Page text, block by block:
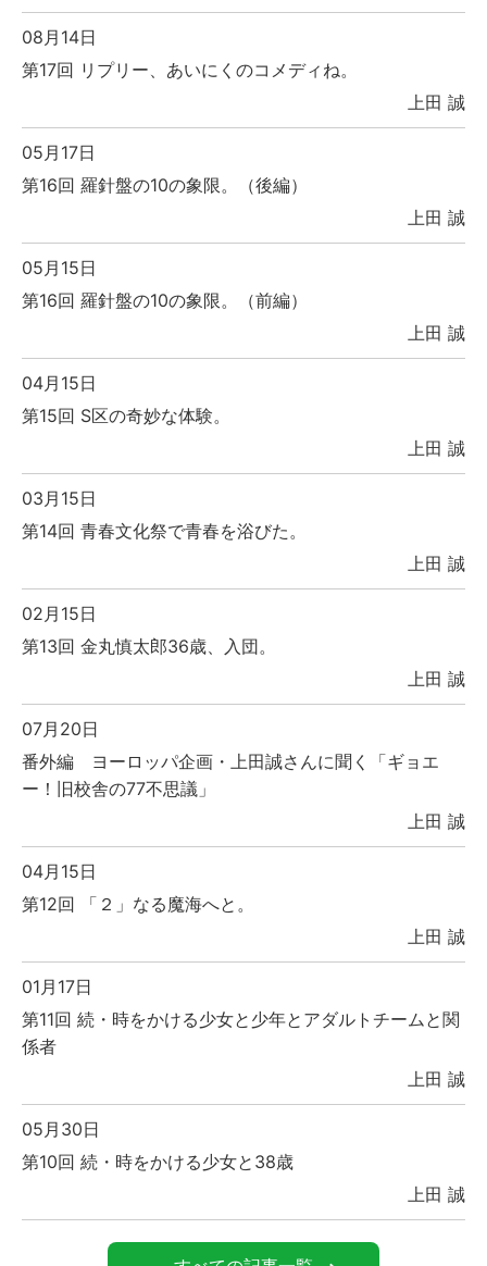
08月14日
第17回 リプリー、あいにくのコメディね。
上田 誠
05月17日
第16回 羅針盤の10の象限。（後編）
上田 誠
05月15日
第16回 羅針盤の10の象限。（前編）
上田 誠
04月15日
第15回 S区の奇妙な体験。
上田 誠
03月15日
第14回 青春文化祭で青春を浴びた。
上田 誠
02月15日
第13回 金丸慎太郎36歳、入団。
上田 誠
07月20日
番外編 ヨーロッパ企画・上田誠さんに聞く「ギョエ
ー！旧校舎の77不思議」
上田 誠
04月15日
第12回 「２」なる魔海へと。
上田 誠
01月17日
第11回 続・時をかける少女と少年とアダルトチームと関
係者
上田 誠
05月30日
第10回 続・時をかける少女と38歳
上田 誠